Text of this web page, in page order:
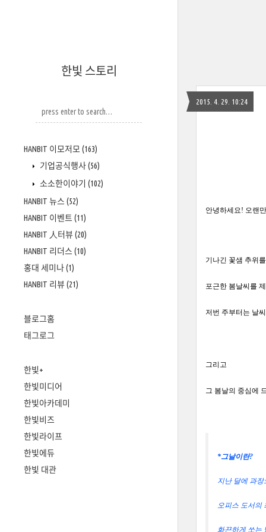
한빛 스토리
HANBIT 이모저모 (163)
기업공식행사(56)
소소한이야기 (102)
HANBIT 뉴스 (52)
HANBIT 이벤트 (11)
HANBIT 人터뷰 (20)
HANBIT 리더스 (10)
홍대 세미나(1)
HANBIT 리뷰 (21)
블로그홈
태그로그
한빛+
한빛미디어
한빛아카데미
한빛비즈
한빛라이프
한빛에듀
한빛 대관
2015. 4. 29. 10:24
안녕하세요! 오랜
기나긴 꽃샘 추위
포근한 봄날씨를
저번 주부터는 날
그리고
그 봄날의 중심에
*그날이란?
지난 달에 과
오피스 도서의
화끈하게 쏘는